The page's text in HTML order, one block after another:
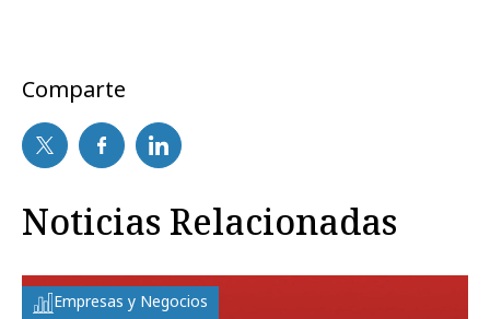
Comparte
Noticias Relacionadas
Empresas y Negocios